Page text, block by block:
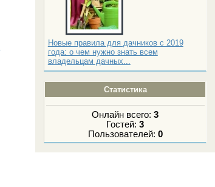
Новые правила для дачников с 2019
года: о чем нужно знать всем
владельцам дачных...
Статистика
Онлайн всего:3
Гостей:3
Пользователей: 0